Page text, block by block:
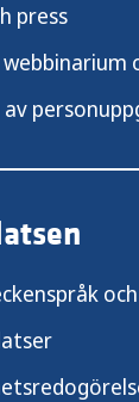
press
av